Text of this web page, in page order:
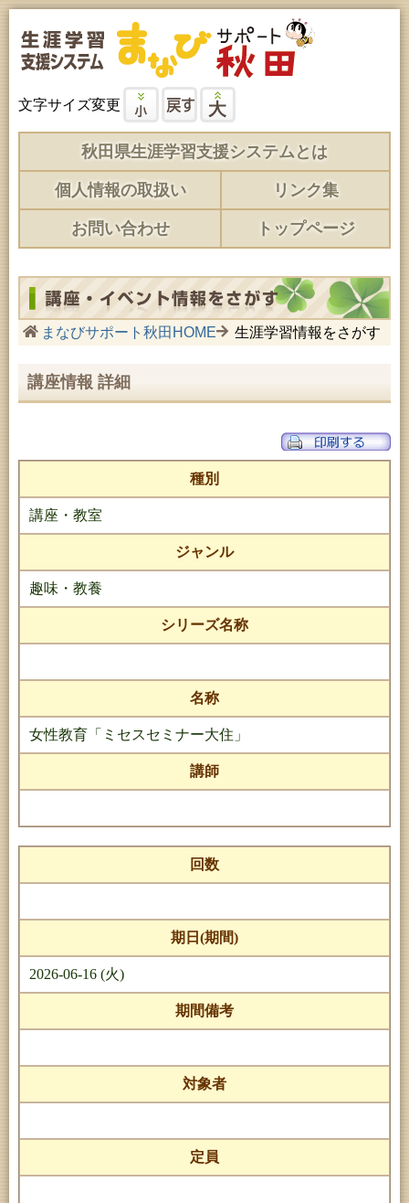
文字サイズ変更
秋田県生涯学習支援システムとは
個人情報の取扱い リンク集
お問い合わせ トップページ
まなびサポート秋田HOME 生涯学習情報をさがす
講座情報 詳細
種別
講座・教室
ジャンル
趣味・教養
シリーズ名称
名称
女性教育「ミセスセミナー大住」
講師
回数
期日(期間)
2026-06-16 (火)
期間備考
対象者
定員